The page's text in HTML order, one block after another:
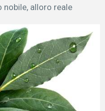
nobile, alloro reale